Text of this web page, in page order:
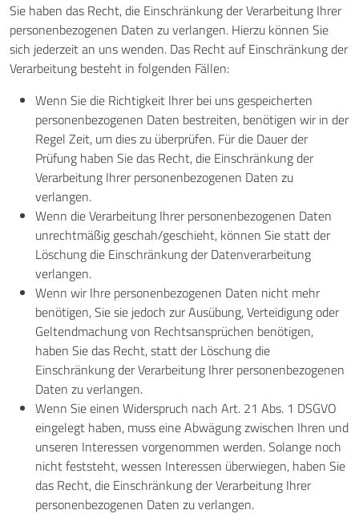
Sie haben das Recht, die Einschränkung der Verarbeitung Ihrer
personenbezogenen Daten zu verlangen. Hierzu können Sie
sich jederzeit an uns wenden. Das Recht auf Einschränkung der
Verarbeitung besteht in folgenden Fällen:
Wenn Sie die Richtigkeit Ihrer bei uns gespeicherten
personenbezogenen Daten bestreiten, benötigen wir in der
Regel Zeit, um dies zu überprüfen. Für die Dauer der
Prüfung haben Sie das Recht, die Einschränkung der
Verarbeitung Ihrer personenbezogenen Daten zu
verlangen.
Wenn die Verarbeitung Ihrer personenbezogenen Daten
unrechtmäßig geschah/geschieht, können Sie statt der
Löschung die Einschränkung der Datenverarbeitung
verlangen.
Wenn wir Ihre personenbezogenen Daten nicht mehr
benötigen, Sie sie jedoch zur Ausübung, Verteidigung oder
Geltendmachung von Rechtsansprüchen benötigen,
haben Sie das Recht, statt der Löschung die
Einschränkung der Verarbeitung Ihrer personenbezogenen
Daten zu verlangen.
Wenn Sie einen Widerspruch nach Art. 21 Abs. 1 DSGVO
eingelegt haben, muss eine Abwägung zwischen Ihren und
unseren Interessen vorgenommen werden. Solange noch
nicht feststeht, wessen Interessen überwiegen, haben Sie
das Recht, die Einschränkung der Verarbeitung Ihrer
personenbezogenen Daten zu verlangen.